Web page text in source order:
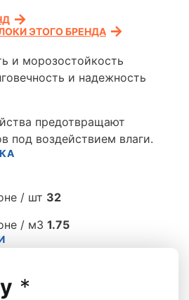
и морозостойкость
и надежность
предотвращают
под воздействием влаги.
/ шт 32
/ м3 1.75
ЭТОГО БРЕНДА
*